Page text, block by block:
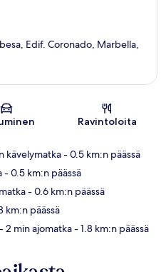
Edif. Coronado, Marbella,
Ravintoloita
kävelymatka- 0.5 km:n päässä
- 0.5 km:n päässä
- 0.6 km:n päässä
km:n päässä
- 2 min ajomatka- 1.8 km:n päässä